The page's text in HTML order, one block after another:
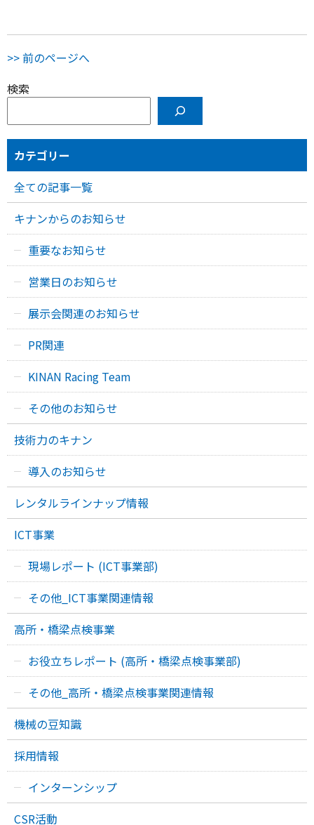
>> 前のページへ
検索
カテゴリー
全ての記事一覧
キナンからのお知らせ
重要なお知らせ
営業日のお知らせ
展示会関連のお知らせ
PR関連
KINAN Racing Team
その他のお知らせ
技術力のキナン
導入のお知らせ
レンタルラインナップ情報
ICT事業
現場レポート (ICT事業部)
その他_ICT事業関連情報
高所・橋梁点検事業
お役立ちレポート (高所・橋梁点検事業部)
その他_高所・橋梁点検事業関連情報
機械の豆知識
採用情報
インターンシップ
CSR活動